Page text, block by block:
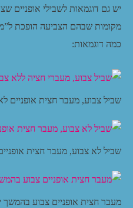
יש גם דוגמאות לשבילי אופניים
מקומות שבהם הצביעה הופכת
כמה דוגמאות:
שביל צבוע, מעבר חצית אופניים
שביל לא צבוע, מעבר חצית
מעבר חצית אופניים צבוע בהמשך